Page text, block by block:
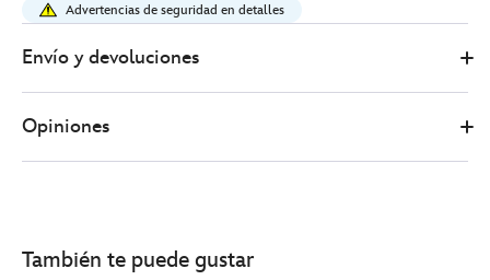
best-
dog-
pongo-
438030895547.html
Advertencias de seguridad en detalles
Envío y devoluciones
Opiniones
También te puede gustar